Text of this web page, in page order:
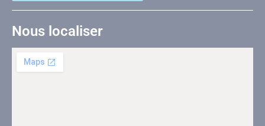
Nous localiser